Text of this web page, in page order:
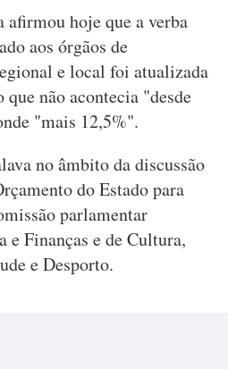
hoje que a verba
aos órgãos de
e local foi atualizada
não acontecia "desde
"mais 12,5%".
no âmbito da discussão
do Estado para
parlamentar
e Finanças e de Cultura,
e Desporto.